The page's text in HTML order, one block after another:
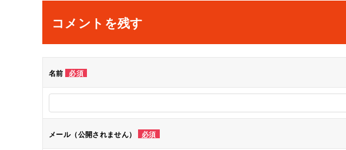
ナ
ビ
ゲ
ー
シ
ョ
コメントを残す
名前 必須
メール（公開されません） 必須